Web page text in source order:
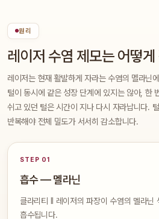
원리
레이저 수염 제모는 어떻
레이저는 현재 활발하게 자라는 수염의 멜라닌
털이 동시에 같은 성장 단계에 있지는 않아, 한
쉬고 있던 털은 시간이 지나 다시 자라납니다.
반복해야 전체 밀도가 서서히 감소합니다.
STEP 01
흡수 — 멜라닌
클라리티 II 레이저의 파장이 수염의 멜라닌
흡수됩니다.